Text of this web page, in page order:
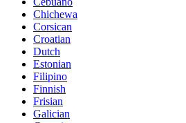
Chichewa
Corsican
Croatian
Dutch
Estonian
Filipino
Finnish
Frisian
Galician